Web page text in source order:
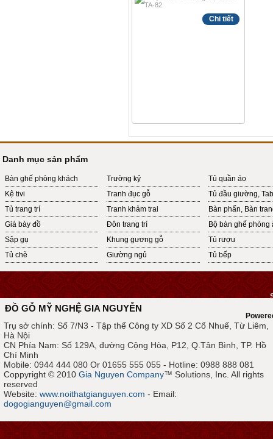
Chi tiết
Danh mục sản phẩm
Bàn ghế phòng khách
Kệ tivi
Tủ trang trí
Giá bày đồ
Sập gụ
Tủ chè
Trường kỷ
Tranh đục gỗ
Tranh khảm trai
Đôn trang trí
Khung gương gỗ
Giường ngủ
Tủ quần áo
Tủ đầu giường,
Bàn phấn, Bàn
Bộ bàn ghế phòng
Tủ rượu
Tủ bếp
ĐỒ GỖ MỸ NGHỆ GIA NGUYỄN
Trụ sở chính: Số 7/N3 - Tập thể Công ty XD Số 2 Cổ Nhuế, Từ Liêm,
Hà Nội
CN Phía Nam: Số 129A, đường Cộng Hòa, P12, Q.Tân Bình, TP. Hồ
Chí Minh
Mobile: 0944 444 080 Or 01655 555 055 - Hotline: 0988 888 081
Coppyright © 2010 Gia Nguyen Company™ Solutions, Inc. All rights
reserved
Website: www.noithatgianguyen.com - Email:
dogogianguyen@gmail.com